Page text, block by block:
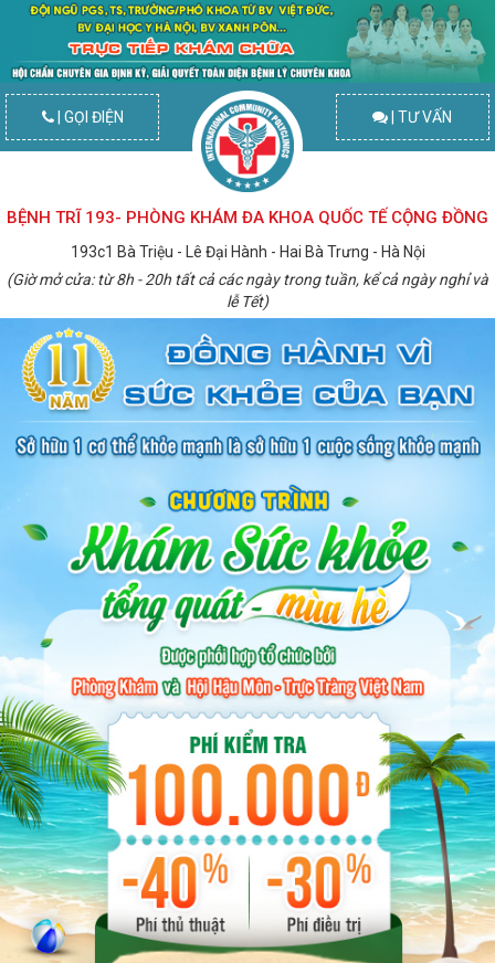
| GỌI ĐIỆN | TƯ VẤN
BỆNH TRĨ 193- PHÒNG KHÁM ĐA KHOA QUỐC TẾ CỘNG ĐỒNG
193c1 Bà Triệu - Lê Đại Hành - Hai Bà Trưng - Hà Nội
(Giờ mở cửa: từ 8h - 20h tất cả các ngày trong tuần, kể cả ngày nghỉ và
lễ Tết)